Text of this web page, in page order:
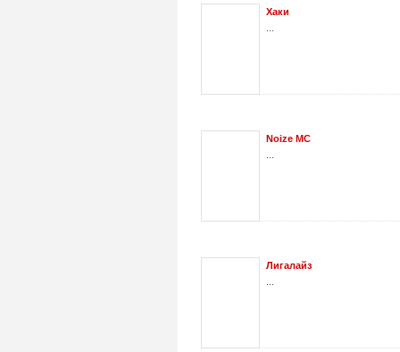
Хаки
Noize MC
Лигалайз